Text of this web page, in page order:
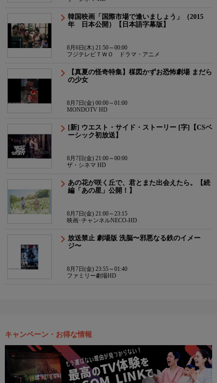
韓国映画「国際市場で逢いましょう」（2015
年 日本公開）【日本語字幕版】
8月6日(木) 21:50～00:00
フジテレビＴＷＯ ドラマ・アニメ
【真夏の怪奇特集】楳図かずお恐怖劇場 まだら
の少女
8月7日(金) 00:00～01:00
MONDOTV HD
[新] ウエスト・サイド・ストーリー [字]【CSベ
ーシック初放送】
8月7日(金) 21:00～00:00
ザ・シネマ HD
あの花が咲く丘で、君とまた出会えたら。【続
編「あの星」公開！】
8月7日(金) 21:00～23:15
映画･チャンネルNECO-HD
放送禁止 劇場版 洗脳〜邪悪なる鉄のイメー
ジ〜
8月7日(金) 23:55～01:40
ファミリー劇場HD
キャンペーン・お得な情報